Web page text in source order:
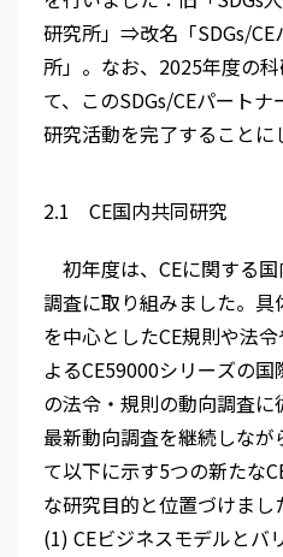
研究所」⇒改名「SDGs/CE
所」。なお、2025年度の
て、このSDGs/CEパート
研究活動を完了することに
2.1 CE国内共同研究
初年度は、CEに関する
調査に取り組みました。具
を中心としたCE規則や法
よるCE59000シリーズの
の法令・規則の動向調査
最新動向調査を継続しなが
て以下に示す5つの新たな
な研究目的と位置づけまし
(1) CEビジネスモデルとバ